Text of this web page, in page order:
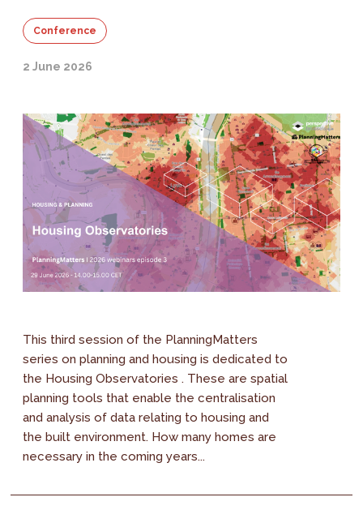
Conference
2 June 2026
This third session of the PlanningMatters
series on planning and housing is dedicated to
the Housing Observatories . These are spatial
planning tools that enable the centralisation
and analysis of data relating to housing and
the built environment. How many homes are
necessary in the coming years...